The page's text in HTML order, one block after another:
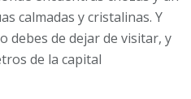
calmadas y cristalinas. Y
debes de dejar de visitar, y
de la capital